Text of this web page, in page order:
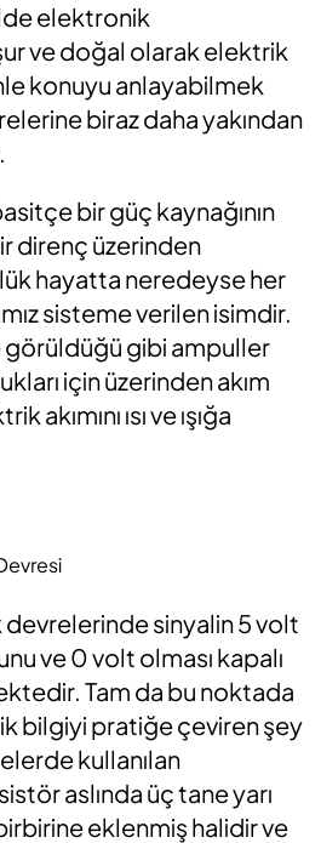
elektronik
ve doğal olarak elektrik
konuyu anlayabilmek
biraz daha yakından
bir güç kaynağının
direnç üzerinden
hayatta neredeyse her
sisteme verilen isimdir.
görüldüğü gibi ampuller
için üzerinden akım
ısı ve ışığa
sinyalin 5 volt
ve 0 volt olması kapalı
Tam da bu noktada
bilgiyi pratiğe çeviren şey
kullanılan
aslında üç tane yarı
eklenmiş halidir ve